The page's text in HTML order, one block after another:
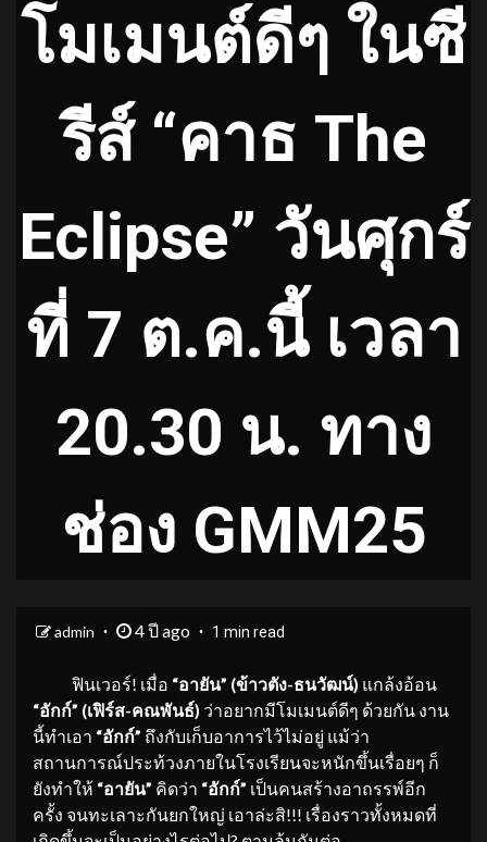
โมเมนต์ดีๆ ในซี
รีส์ “คาธ The
Eclipse” วันศุกร์
ที่ 7 ต.ค.นี้ เวลา
20.30 น. ทาง
ช่อง GMM25
admin 4 ปี ago 1 min read
ฟินเวอร์! เมื่อ “อายัน” (ข้าวตัง-ธนวัฒน์) แกล้งอ้อน
“อักก์” (เฟิร์ส-คณพันธ์) ว่าอยากมีโมเมนต์ดีๆ ด้วยกัน งาน
นี้ทำเอา “อักก์” ถึงกับเก็บอาการไว้ไม่อยู่ แม้ว่า
สถานการณ์ประท้วงภายในโรงเรียนจะหนักขึ้นเรื่อยๆ ก็
ยังทำให้ “อายัน” คิดว่า “อักก์” เป็นคนสร้างอาถรรพ์อีก
ครั้ง จนทะเลาะกันยกใหญ่ เอาล่ะสิ!!! เรื่องราวทั้งหมดที่